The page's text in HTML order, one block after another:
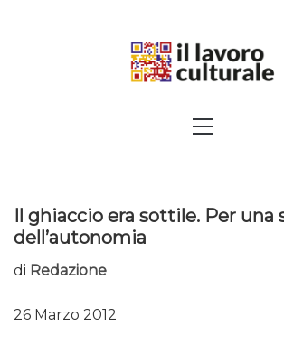
SAPERI,
Menu
Il ghiaccio era sottile. Per una
dell’autonomia
di Redazione
26 Marzo 2012